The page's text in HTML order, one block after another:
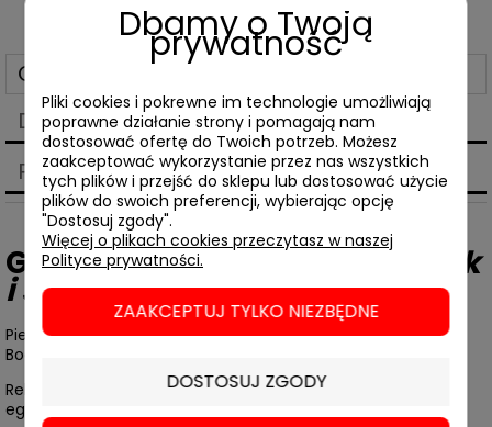
Opis
Dane techniczne
Produkty powiązane
Georgi Gospodinow,Ogrodnik
i śmierć
Pierwsza powieść od przyznania Międzynarodowej Nagrody
Bookera za
Relacja między ojcem i synem ukazana poprzez
egzystencjalne studium choroby, odchodzenia i żałoby
Dbamy o Twoją
prywatność
Pliki cookies i pokrewne im technologie umożliwiają
poprawne działanie strony i pomagają nam
dostosować ofertę do Twoich potrzeb. Możesz
zaakceptować wykorzystanie przez nas wszystkich
tych plików i przejść do sklepu lub dostosować użycie
plików do swoich preferencji, wybierając opcję
"Dostosuj zgody".
Więcej o plikach cookies przeczytasz w naszej
Polityce prywatności.
ZAAKCEPTUJ TYLKO NIEZBĘDNE
DOSTOSUJ ZGODY